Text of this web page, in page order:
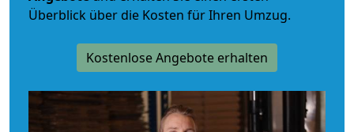
Überblick über die Kosten für Ihren Umzug.
Kostenlose Angebote erhalten